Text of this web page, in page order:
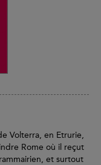
Volterra, en Etrurie,
Rome où il reçut
et surtout